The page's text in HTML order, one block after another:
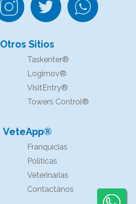
Otros Sitios
Taskenter®
Logimov®
VisitEntry®
Towers Control®
VeteApp®
Franquicias
Politicas
Veterinarias
Contactános